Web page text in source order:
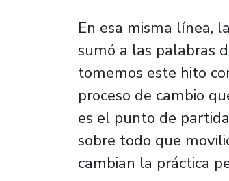
En esa misma línea,
sumó a las palabras
tomemos este hito
proceso de cambio
es el punto de
sobre todo que
cambian la práctica